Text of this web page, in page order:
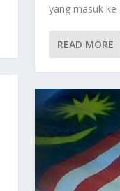
yang masuk ke
READ MORE